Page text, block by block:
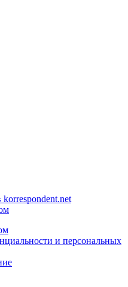
и персональных